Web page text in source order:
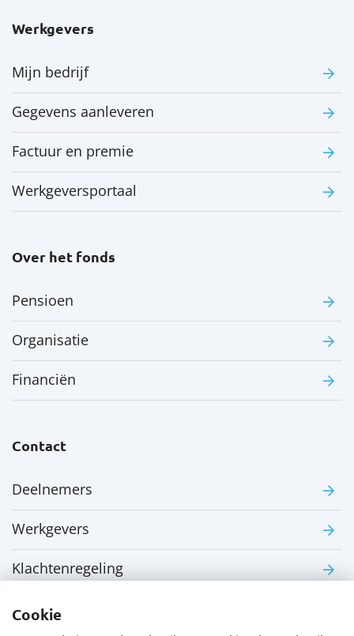
Cookie
Werkgevers
Mijn bedrijf
Gegevens aanleveren
Factuur en premie
Werkgeversportaal
Over het fonds
Pensioen
Organisatie
Financiën
Contact
Deelnemers
Werkgevers
Klachtenregeling